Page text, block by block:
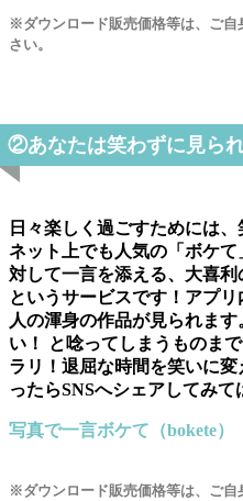
※ダウンロード販売価格等は、ご自
さい。
②あなたは笑わずに見られ
日々楽しく過ごすためには
ネット上でも人気の「ボケ
対して一言を添える、大喜
というサービスです！アプ
人の渾身の作品が見られま
い！ と唸ってしまうものま
ラリ！退屈な時間を笑いに
ったらSNSへシェアしてみて
写真で一言ボケて（bokete）
※ダウンロード販売価格等は、ご自